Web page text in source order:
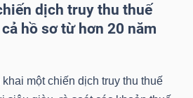
dịch truy thu thuế
hồ sơ từ hơn 20 năm
một chiến dịch truy thu thuế